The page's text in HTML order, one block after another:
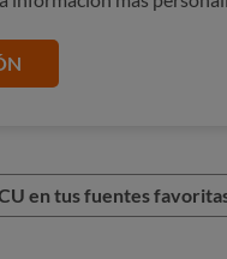
hasta encontrar la
adecuada.
en tus fuentes